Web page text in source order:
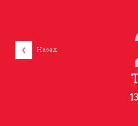
Назад